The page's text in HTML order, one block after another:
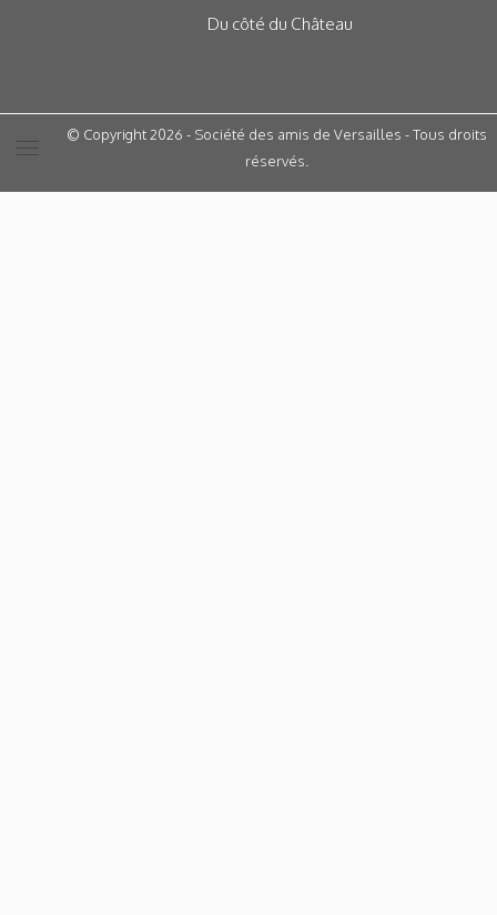
Du côté du Château
© Copyright 2026 - Société des amis de Versailles - Tous droits
réservés.